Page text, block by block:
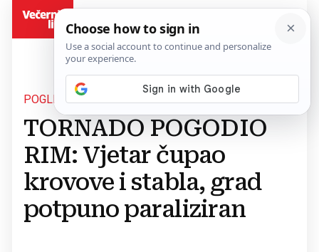
POGLEDAJTE VIDEO
TORNADO POGODIO
RIM: Vjetar čupao
krovove i stabla, grad
potpuno paraliziran